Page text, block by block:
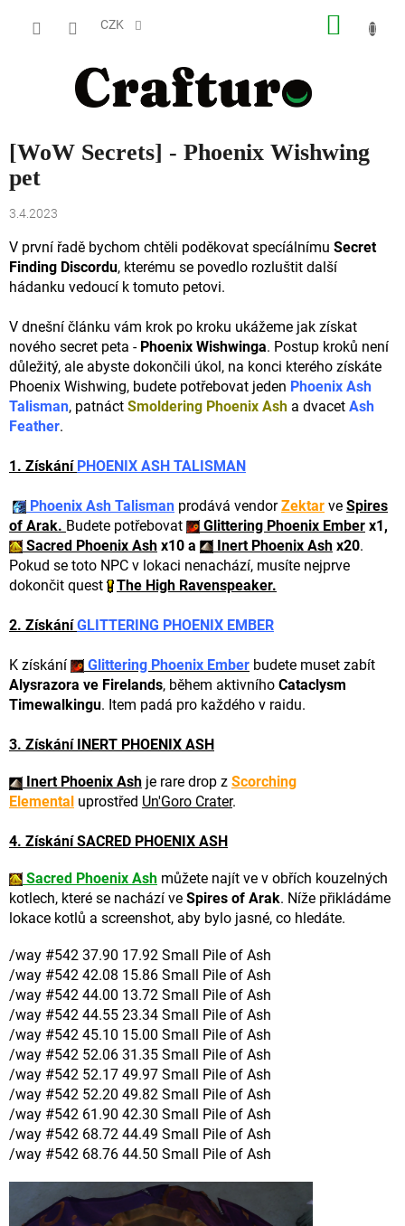
CZK
[WoW Secrets] - Phoenix Wishwing
pet
3.4.2023
V první řadě bychom chtěli poděkovat specíálnímu Secret
Finding Discordu, kterému se povedlo rozluštit další
hádanku vedoucí k tomuto petovi.
V dnešní článku vám krok po kroku ukážeme jak získat
nového secret peta - Phoenix Wishwinga. Postup kroků není
důležitý, ale abyste dokončili úkol, na konci kterého získáte
Phoenix Wishwing, budete potřebovat jeden Phoenix Ash
Talisman, patnáct Smoldering Phoenix Ash a dvacet Ash
Feather.
1. Získání PHOENIX ASH TALISMAN
Phoenix Ash Talisman prodává vendorZektar ve Spires
of Arak. Budete potřebovat Glittering Phoenix Ember x1,
Sacred Phoenix Ash x10 a Inert Phoenix Ash x20.
Pokud se toto NPC v lokaci nenachází, musíte nejprve
dokončit quest
The High Ravenspeaker.
2. ZískáníGLITTERING PHOENIX EMBER
K získání Glittering Phoenix Ember budete muset zabít
Alysrazora ve Firelands, během aktivního Cataclysm
Timewalkingu. Item padá pro každého v raidu.
3. Získání INERT PHOENIX ASH
Inert Phoenix Ash je rare drop z Scorching
Elemental uprostřed Un'Goro Crater.
4. ZískáníSACRED PHOENIX ASH
Sacred Phoenix Ash můžete najít ve v obřích kouzelných
kotlech, které se nachází ve Spires of Arak. Níže přikládáme
lokace kotlů a screenshot, aby bylo jasné, co hledáte.
/way #542 37.90 17.92 Small Pile of Ash
/way #542 42.08 15.86 Small Pile of Ash
/way #542 44.00 13.72 Small Pile of Ash
/way #542 44.55 23.34 Small Pile of Ash
/way #542 45.10 15.00 Small Pile of Ash
/way #542 52.06 31.35 Small Pile of Ash
/way #542 52.17 49.97 Small Pile of Ash
/way #542 52.20 49.82 Small Pile of Ash
/way #542 61.90 42.30 Small Pile of Ash
/way #542 68.72 44.49 Small Pile of Ash
/way #542 68.76 44.50 Small Pile of Ash